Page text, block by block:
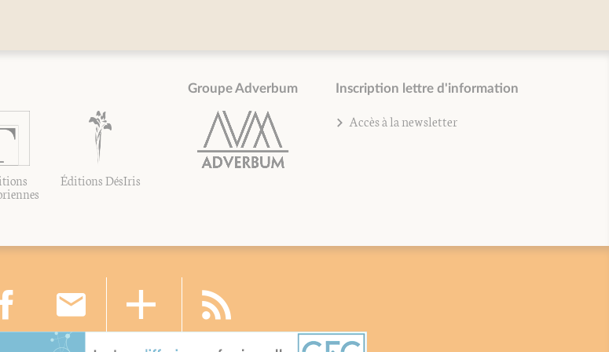
Éditions DésIris
Groupe Adverbum Inscription lettre d'information
Accès à la newsletter